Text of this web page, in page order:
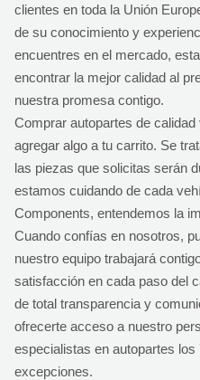
clientes en toda la Unión
de su conocimiento y
encuentres en el mercado,
encontrar la mejor calidad al
nuestra promesa contigo.
Comprar autopartes de
agregar algo a tu carrito. Se
las piezas que solicitas serán
estamos cuidando de cada
Components, entendemos la
Cuando confías en nosotros,
nuestro equipo trabajará
satisfacción en cada paso del
de total transparencia y
ofrecerte acceso a nuestro
especialistas en autopartes
excepciones.